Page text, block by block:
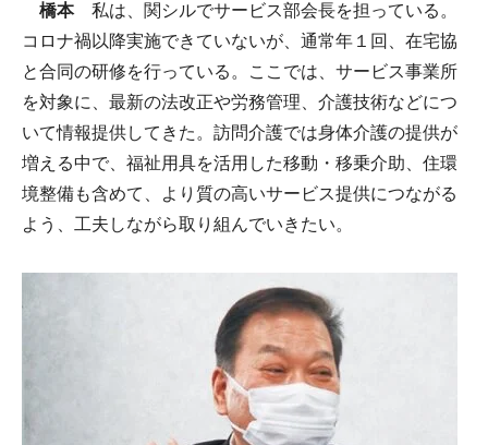
橋本私は、関シルでサービス部会長を担っている。
コロナ禍以降実施できていないが、通常年１回、在宅協
と合同の研修を行っている。ここでは、サービス事業所
を対象に、最新の法改正や労務管理、介護技術などにつ
いて情報提供してきた。訪問介護では身体介護の提供が
増える中で、福祉用具を活用した移動・移乗介助、住環
境整備も含めて、より質の高いサービス提供につながる
よう、工夫しながら取り組んでいきたい。